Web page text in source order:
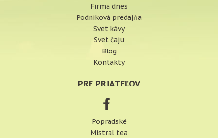
Firma dnes
Podniková predajňa
Svet kávy
Svet čaju
Blog
Kontakty
PRE PRIATEĽOV
Popradské
Mistral tea